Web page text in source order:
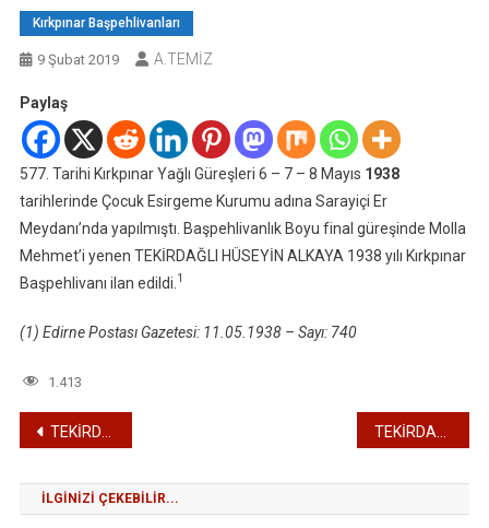
Kırkpınar Başpehlivanları
9 Şubat 2019 A.TEMİZ
Paylaş
577. Tarihi Kırkpınar Yağlı Güreşleri 6 – 7 – 8 Mayıs 1938
tarihlerinde Çocuk Esirgeme Kurumu adına Sarayiçi Er
Meydanı’nda yapılmıştı. Başpehlivanlık Boyu final güreşinde Molla
Mehmet’i yenen TEKİRDAĞLI HÜSEYİN ALKAYA 1938 yılı Kırkpınar
Başpehlivanı ilan edildi. 1
(1) Edirne Postası Gazetesi: 11.05.1938 – Sayı: 740
1.413
Yazı
gezinmesi
TEKİRDAĞLI HÜSEYİN ALKAYA – 1937
İLGINIZI ÇEKEBILIR...